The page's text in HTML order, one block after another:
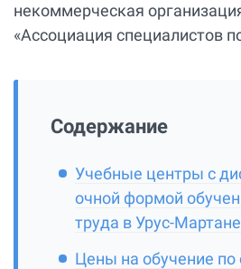
некоммерческая
«Ассоциация специалистов
Содержание
Учебные центры с
очной формой
труда в Урус-Мартане
Цены на обучение по